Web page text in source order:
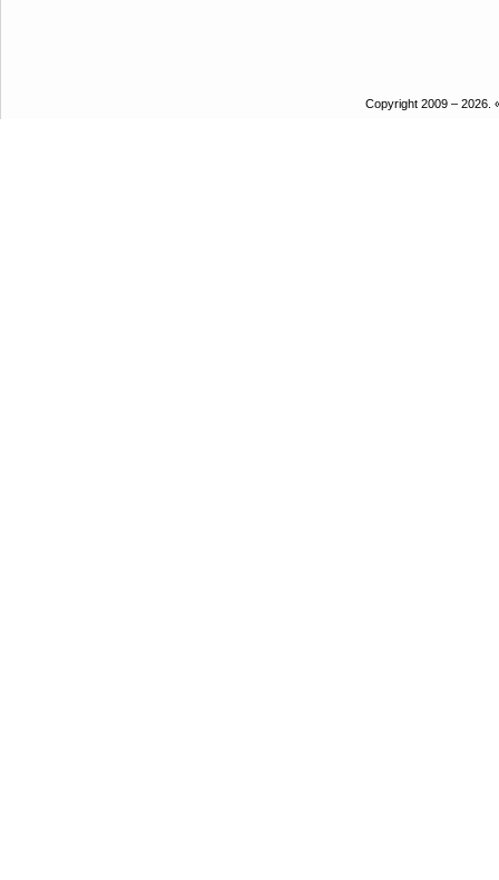
Copyright 2009 –